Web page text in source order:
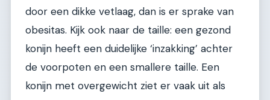
door een dikke vetlaag, dan is er sprake van
obesitas. Kijk ook naar de taille: een gezond
konijn heeft een duidelijke ‘inzakking’ achter
de voorpoten en een smallere taille. Een
konijn met overgewicht ziet er vaak uit als